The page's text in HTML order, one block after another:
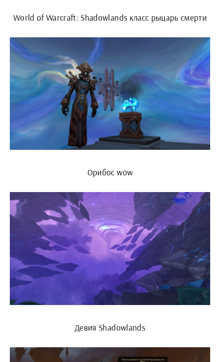
World of Warcraft: Shadowlands класс рыцарь смерти
Орибос wow
Девия Shadowlands